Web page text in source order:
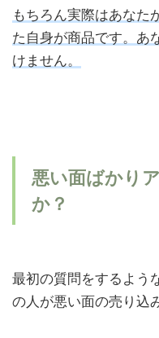
・印
象を
変え
る
い
う
商
っ
み
もちろん実際はあなた
た自身が商品です。あ
けません。
悪い面ばかり
か？
最初の質問をするよう
の人が悪い面の売り込